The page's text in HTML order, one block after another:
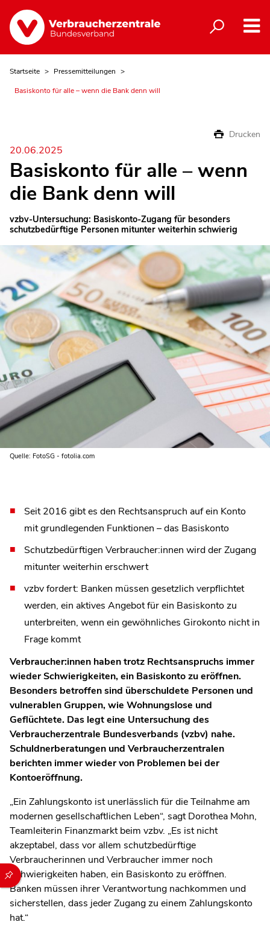
Durch die folgenden Buttons können Sie direkt auf einen
Startseite
Pressemitteilungen
Basiskonto für alle – wenn die Bank denn will
Drucken
20.06.2025
Basiskonto für alle – wenn
die Bank denn will
vzbv-Untersuchung: Basiskonto-Zugang für besonders
schutzbedürftige Personen mitunter weiterhin schwierig
Quelle: FotoSG - fotolia.com
Seit 2016 gibt es den Rechtsanspruch auf ein Konto
mit grundlegenden Funktionen – das Basiskonto
Schutzbedürftigen Verbraucher:innen wird der Zugang
mitunter weiterhin erschwert
vzbv fordert: Banken müssen gesetzlich verpflichtet
werden, ein aktives Angebot für ein Basiskonto zu
unterbreiten, wenn ein gewöhnliches Girokonto nicht in
Frage kommt
Verbraucher:innen haben trotz Rechtsanspruchs immer
wieder Schwierigkeiten, ein Basiskonto zu eröffnen.
Besonders betroffen sind überschuldete Personen und
vulnerablen Gruppen, wie Wohnungslose und
Geflüchtete. Das legt eine Untersuchung des
Verbraucherzentrale Bundesverbands (vzbv) nahe.
Schuldnerberatungen und Verbraucherzentralen
berichten immer wieder von Problemen bei der
Kontoeröffnung.
„Ein Zahlungskonto ist unerlässlich für die Teilnahme am
modernen gesellschaftlichen Leben“, sagt Dorothea Mohn,
Teamleiterin Finanzmarkt beim vzbv. „Es ist nicht
akzeptabel, dass vor allem schutzbedürftige
Verbraucherinnen und Verbraucher immer noch
Schwierigkeiten haben, ein Basiskonto zu eröffnen.
Banken müssen ihrer Verantwortung nachkommen und
sicherstellen, dass jeder Zugang zu einem Zahlungskonto
hat.“